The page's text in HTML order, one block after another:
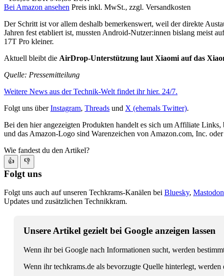
Bei Amazon ansehen Preis inkl. MwSt., zzgl. Versandkosten
Der Schritt ist vor allem deshalb bemerkenswert, weil der direkte
Jahren fest etabliert ist, mussten Android-Nutzer:innen bislang meist
17T Pro kleiner.
Aktuell bleibt die AirDrop-Unterstützung laut Xiaomi auf das
Quelle: Pressemitteilung
Weitere News aus der Technik-Welt findet ihr hier. 24/7.
Folgt uns überInstagram, Threads und X (ehemals Twitter).
Bei den hier angezeigten Produkten handelt es sich um Affiliate
und das Amazon-Logo sind Warenzeichen von Amazon.com, Inc.
Wie fandest du den Artikel?
👍 👎
Folgt uns
Folgt uns auch auf unseren Techkrams-Kanälen bei Bluesky, Mastodon
Updates und zusätzlichen Technikkram.
Unsere Artikel gezielt bei Google anzeigen lassen
Wenn ihr bei Google nach Informationen sucht, werden
Wenn ihr techkrams.de als bevorzugte Quelle hinterlegt,